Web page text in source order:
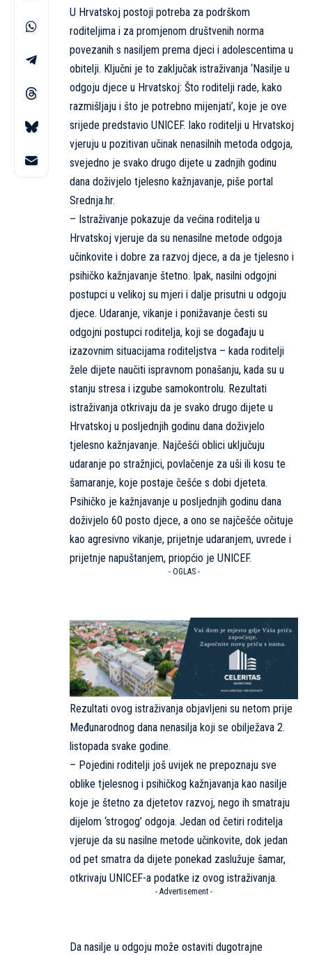
U Hrvatskoj postoji potreba za podrškom
roditeljima i za promjenom društvenih norma
povezanih s nasiljem prema djeci i adolescentima u
obitelji. Ključni je to zaključak istraživanja ‘Nasilje u
odgoju djece u Hrvatskoj: Što roditelji rade, kako
razmišljaju i što je potrebno mijenjati’, koje je ove
srijede predstavio UNICEF. Iako roditelji u Hrvatskoj
vjeruju u pozitivan učinak nenasilnih metoda odgoja,
svejedno je svako drugo dijete u zadnjih godinu
dana doživjelo tjelesno kažnjavanje, piše portal
Srednja.hr.
– Istraživanje pokazuje da većina roditelja u
Hrvatskoj vjeruje da su nenasilne metode odgoja
učinkovite i dobre za razvoj djece, a da je tjelesno i
psihičko kažnjavanje štetno. Ipak, nasilni odgojni
postupci u velikoj su mjeri i dalje prisutni u odgoju
djece. Udaranje, vikanje i ponižavanje česti su
odgojni postupci roditelja, koji se događaju u
izazovnim situacijama roditeljstva – kada roditelji
žele dijete naučiti ispravnom ponašanju, kada su u
stanju stresa i izgube samokontrolu. Rezultati
istraživanja otkrivaju da je svako drugo dijete u
Hrvatskoj u posljednjih godinu dana doživjelo
tjelesno kažnjavanje. Najčešći oblici uključuju
udaranje po stražnjici, povlačenje za uši ili kosu te
šamaranje, koje postaje češće s dobi djeteta.
Psihičko je kažnjavanje u posljednjih godinu dana
doživjelo 60 posto djece, a ono se najčešće očituje
kao agresivno vikanje, prijetnje udaranjem, uvrede i
prijetnje napuštanjem, priopćio je UNICEF.
- OGLAS -
Rezultati ovog istraživanja objavljeni su netom prije
Međunarodnog dana nenasilja koji se obilježava 2.
listopada svake godine.
– Pojedini roditelji još uvijek ne prepoznaju sve
oblike tjelesnog i psihičkog kažnjavanja kao nasilje
koje je štetno za djetetov razvoj, nego ih smatraju
dijelom ‘strogog’ odgoja. Jedan od četiri roditelja
vjeruje da su nasilne metode učinkovite, dok jedan
od pet smatra da dijete ponekad zaslužuje šamar,
otkrivaju UNICEF-a podatke iz ovog istraživanja.
- Advertisement -
Da nasilje u odgoju može ostaviti dugotrajne